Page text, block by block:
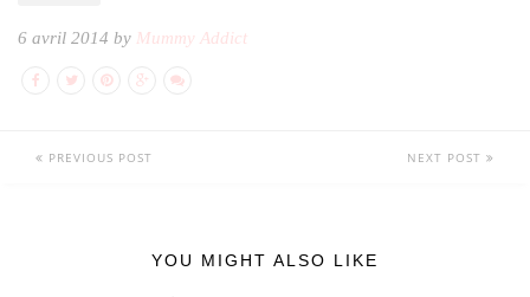
6 avril 2014 by Mummy Addict
PREVIOUS POST NEXT POST
YOU MIGHT ALSO LIKE